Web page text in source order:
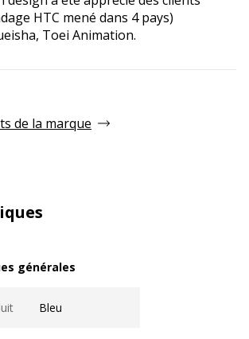
HTC mené dans 4 pays)
Toei Animation.
de la marque
générales
Bleu